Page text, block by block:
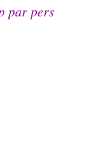
par pers